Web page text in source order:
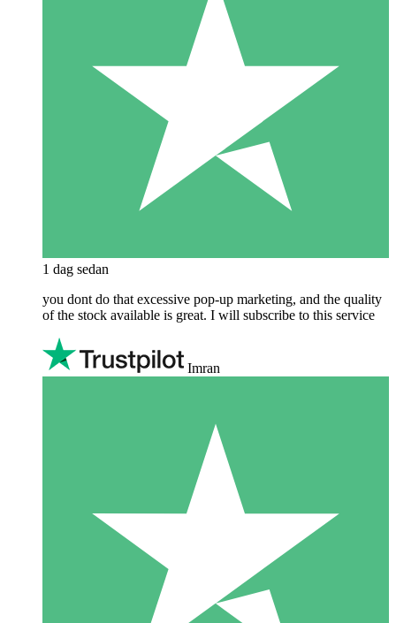
1 dag sedan
you dont do that excessive pop-up marketing, and the quality
of the stock available is great. I will subscribe to this service
Imran